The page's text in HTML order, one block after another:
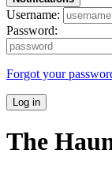
Username:
Password:
Forgot your
Log in
The